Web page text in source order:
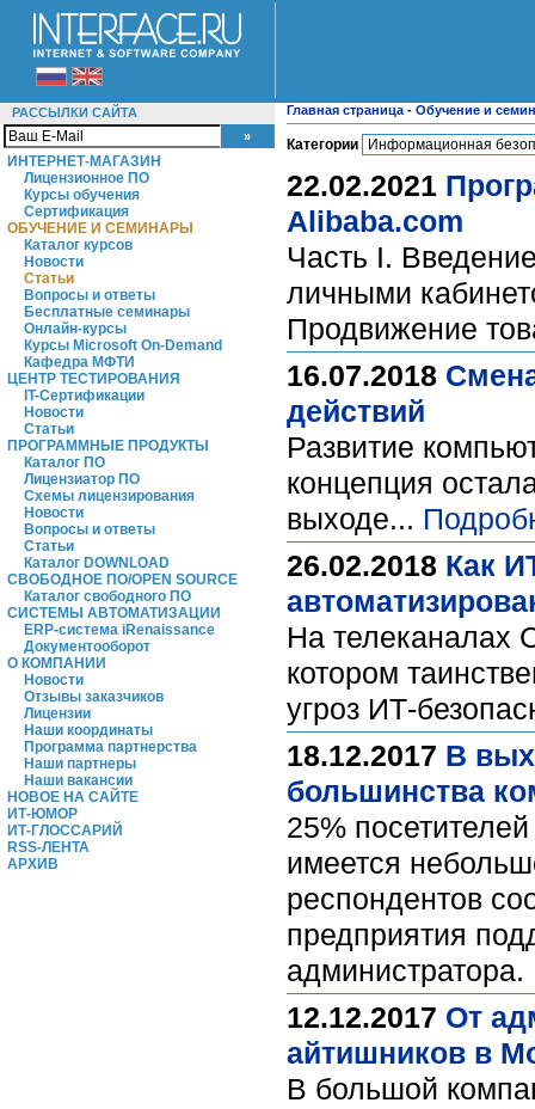
РАССЫЛКИ САЙТА
ИНТЕРНЕТ-МАГАЗИН
Лицензионное ПО
Курсы обучения
Сертификация
ОБУЧЕНИЕ И СЕМИНАРЫ
Каталог курсов
Новости
Статьи
Вопросы и ответы
Бесплатные семинары
Онлайн-курсы
Курсы Microsoft On-Demand
Кафедра МФТИ
ЦЕНТР ТЕСТИРОВАНИЯ
IT-Сертификации
Новости
Статьи
ПРОГРАММНЫЕ ПРОДУКТЫ
Каталог ПО
Лицензиатор ПО
Схемы лицензирования
Новости
Вопросы и ответы
Статьи
Каталог DOWNLOAD
СВОБОДНОЕ ПО/OPEN SOURCE
Каталог свободного ПО
СИСТЕМЫ АВТОМАТИЗАЦИИ
ERP-система iRenaissance
Документооборот
О КОМПАНИИ
Новости
Отзывы заказчиков
Лицензии
Наши координаты
Программа партнерства
Наши партнеры
Наши вакансии
НОВОЕ НА САЙТЕ
ИТ-ЮМОР
ИТ-ГЛОССАРИЙ
RSS-ЛЕНТА
АРХИВ
Главная страница - Обучение и
Категории
22.02.2021
Alibaba.com
Часть I.
личными
Продвижение
16.07.2018
действий
Развитие
концепция
выходе...
26.02.2018 Как
На телеканалах
котором
угроз ИТ-
18.12.2017 В
большинства
25%
имеется
респондентов
предприятия
администратора.
12.12.2017 От
айтишников в
В большой